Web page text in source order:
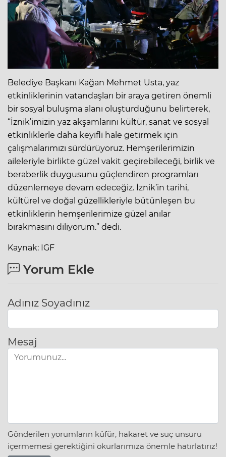
Belediye Başkanı Kağan Mehmet Usta, yaz
etkinliklerinin vatandaşları bir araya getiren önemli
bir sosyal buluşma alanı oluşturduğunu belirterek,
“İznik’imizin yaz akşamlarını kültür, sanat ve sosyal
etkinliklerle daha keyifli hale getirmek için
çalışmalarımızı sürdürüyoruz. Hemşerilerimizin
aileleriyle birlikte güzel vakit geçirebileceği, birlik ve
beraberlik duygusunu güçlendiren programları
düzenlemeye devam edeceğiz. İznik’in tarihi,
kültürel ve doğal güzellikleriyle bütünleşen bu
etkinliklerin hemşerilerimize güzel anılar
bırakmasını diliyorum.” dedi.
Kaynak: IGF
Yorum Ekle
Adınız Soyadınız
Mesaj
Gönderilen yorumların küfür, hakaret ve suç unsuru
içermemesi gerektiğini okurlarımıza önemle hatırlatırız!